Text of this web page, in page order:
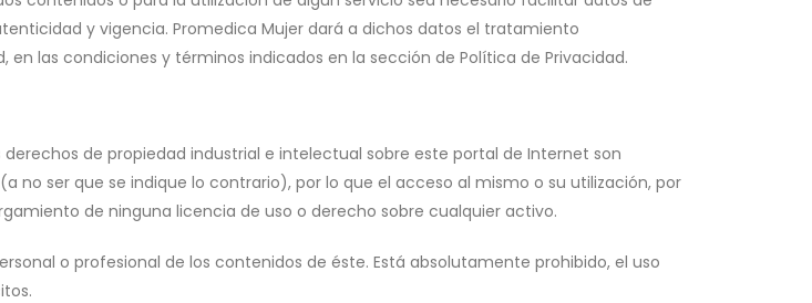
y vigencia. Promedica Mujer dará a dichos datos el tratamiento
las condiciones y términos indicados en la sección de Política de Privacidad.
de propiedad industrial e intelectual sobre este portal de Internet son
no ser que se indique lo contrario), por lo que el acceso al mismo o su utilización, por
de ninguna licencia de uso o derecho sobre cualquier activo.
o profesional de los contenidos de éste. Está absolutamente prohibido, el uso